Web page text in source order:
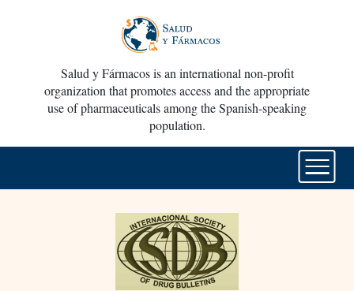
Salud y Fármacos is an international non-profit
organization that promotes access and the appropriate
use of pharmaceuticals among the Spanish-speaking
population.